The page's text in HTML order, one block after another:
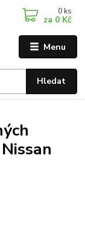
Menu
Hledat
0 ks
za 0 Kč